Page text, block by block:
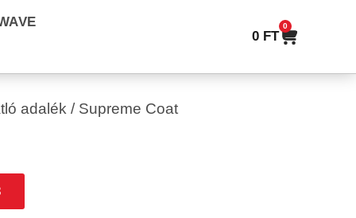
0 FT
0
adalék / Supreme Coat